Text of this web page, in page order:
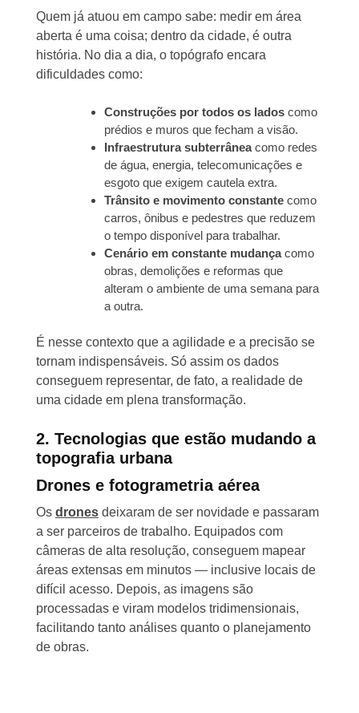
Quem já atuou em campo sabe: medir em área
aberta é uma coisa; dentro da cidade, é outra
história. No dia a dia, o topógrafo encara
dificuldades como:
Construções por todos os ladoscomo
prédios e muros que fecham a visão.
Infraestrutura subterrâneacomo redes
de água, energia, telecomunicações e
esgoto que exigem cautela extra.
Trânsito e movimento constantecomo
carros, ônibus e pedestres que reduzem
o tempo disponível para trabalhar.
Cenário em constante mudançacomo
obras, demolições e reformas que
alteram o ambiente de uma semana para
a outra.
É nesse contexto que a agilidade e a precisão se
tornam indispensáveis. Só assim os dados
conseguem representar, de fato, a realidade de
uma cidade em plena transformação.
2. Tecnologias que estão mudando a
topografia urbana
Drones e fotogrametria aérea
Os dronesdeixaram de ser novidade e passaram
a ser parceiros de trabalho. Equipados com
câmeras de alta resolução, conseguem mapear
áreas extensas em minutos — inclusive locais de
difícil acesso. Depois, as imagens são
processadas e viram modelos tridimensionais,
facilitando tanto análises quanto o planejamento
de obras.